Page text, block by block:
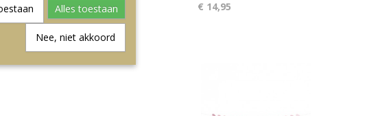
€ 14,95
Alles toestaan
Nee, niet akkoord